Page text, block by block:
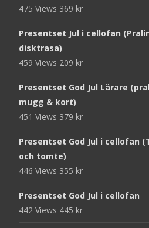
475 Views 369 kr
Presentset Jul i cellofan
disktrasa)
459 Views 209 kr
Presentset God Jul Lärare
mugg & kort)
451 Views 379 kr
Presentset God Jul i cellofan
och tomte)
446 Views 355 kr
Presentset God Jul i cellofan
442 Views 445 kr